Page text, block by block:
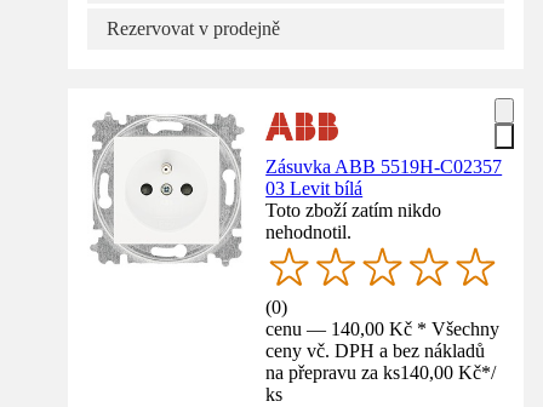
Rezervovat v prodejně
Zásuvka ABB 5519H-C02357
03 Levit bílá
Toto zboží zatím nikdo
nehodnotil.
(0)
cenu — 140,00 Kč * Všechny
ceny vč. DPH a bez nákladů
na přepravu za ks140,00 Kč*/
ks